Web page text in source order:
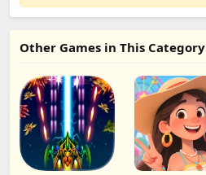
Other Games in This Category